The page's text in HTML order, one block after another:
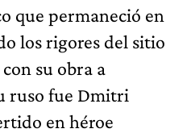
que permaneció en
los rigores del sitio
su obra a
ruso fue Dmitri
en héroe